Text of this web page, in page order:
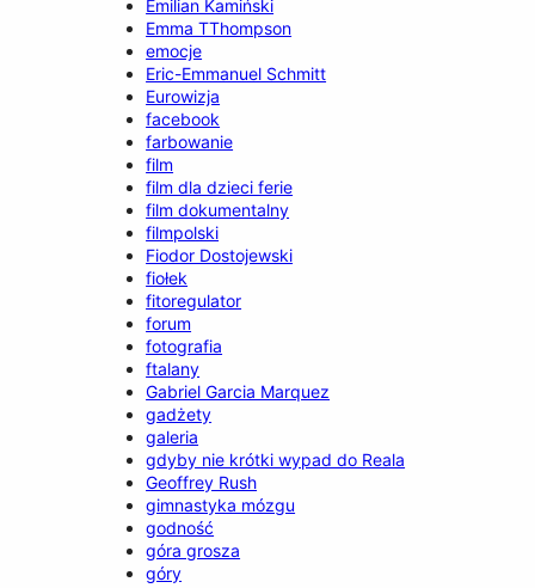
Emilian Kamiński
Emma TThompson
emocje
Eric-Emmanuel Schmitt
Eurowizja
facebook
farbowanie
film
film dla dzieci ferie
film dokumentalny
filmpolski
Fiodor Dostojewski
fiołek
fitoregulator
forum
fotografia
ftalany
Gabriel Garcia Marquez
gadżety
galeria
gdyby nie krótki wypad do Reala
Geoffrey Rush
gimnastyka mózgu
godność
góra grosza
góry